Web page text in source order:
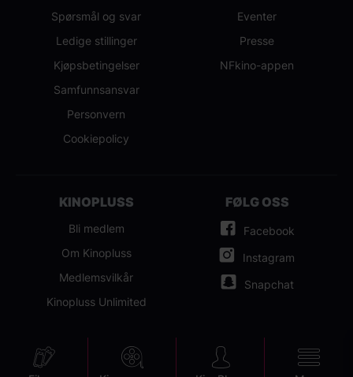
Spørsmål og svar
Ledige stillinger
Kjøpsbetingelser
Samfunnsansvar
Personvern
Cookiepolicy
Eventer
Presse
NFkino-appen
KINOPLUSS
Bli medlem
Om Kinopluss
Medlemsvilkår
Kinopluss Unlimited
FØLG OSS
Facebook
Instagram
Snapchat